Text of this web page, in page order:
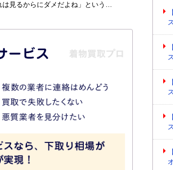
は見るからにダメだよね」という…